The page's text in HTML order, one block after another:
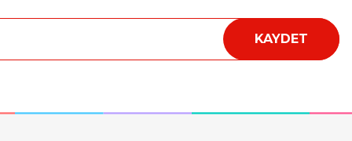
KAYDET